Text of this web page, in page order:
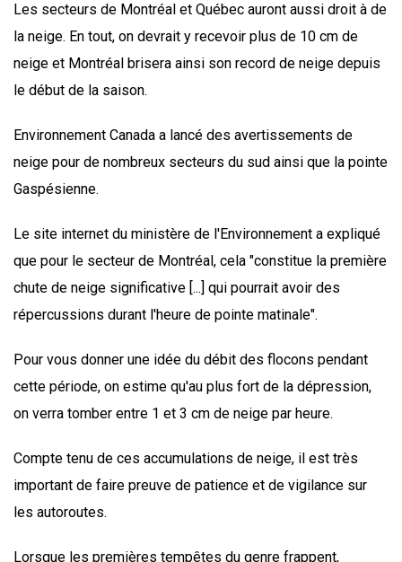
Les secteurs de Montréal et Québec auront aussi droit à de
la neige. En tout, on devrait y recevoir plus de 10 cm de
neige et Montréal brisera ainsi son record de neige depuis
le début de la saison.
Environnement Canada a lancé des avertissements de
neige pour de nombreux secteurs du sud ainsi que la pointe
Gaspésienne.
Le site internet du ministère de l'Environnement a expliqué
que pour le secteur de Montréal, cela "constitue la première
chute de neige significative [...] qui pourrait avoir des
répercussions durant l'heure de pointe matinale".
Pour vous donner une idée du débit des flocons pendant
cette période, on estime qu'au plus fort de la dépression,
on verra tomber entre 1 et 3 cm de neige par heure.
Compte tenu de ces accumulations de neige, il est très
important de faire preuve de patience et de vigilance sur
les autoroutes.
Lorsque les premières tempêtes du genre frappent,